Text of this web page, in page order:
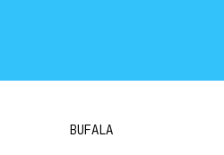
BUFALA